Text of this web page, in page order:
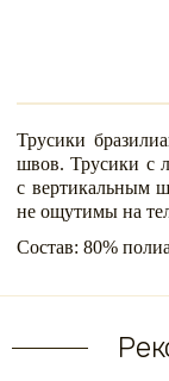
Трусики
швов. Трусики с
с вертикальным
не ощутимы на
Состав: 80%